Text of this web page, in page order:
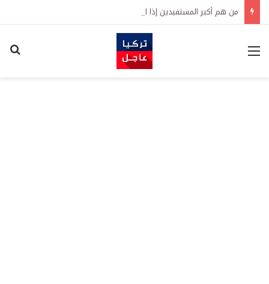
من هم أكبر المستفيدين إذا انتهت الحرب؟
القائمة